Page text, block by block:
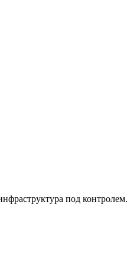
под контролем.